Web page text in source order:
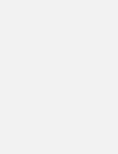
для проверки связи
ли устройство, а
ли причиной
в пути к нему, а
от OpManager до
а также